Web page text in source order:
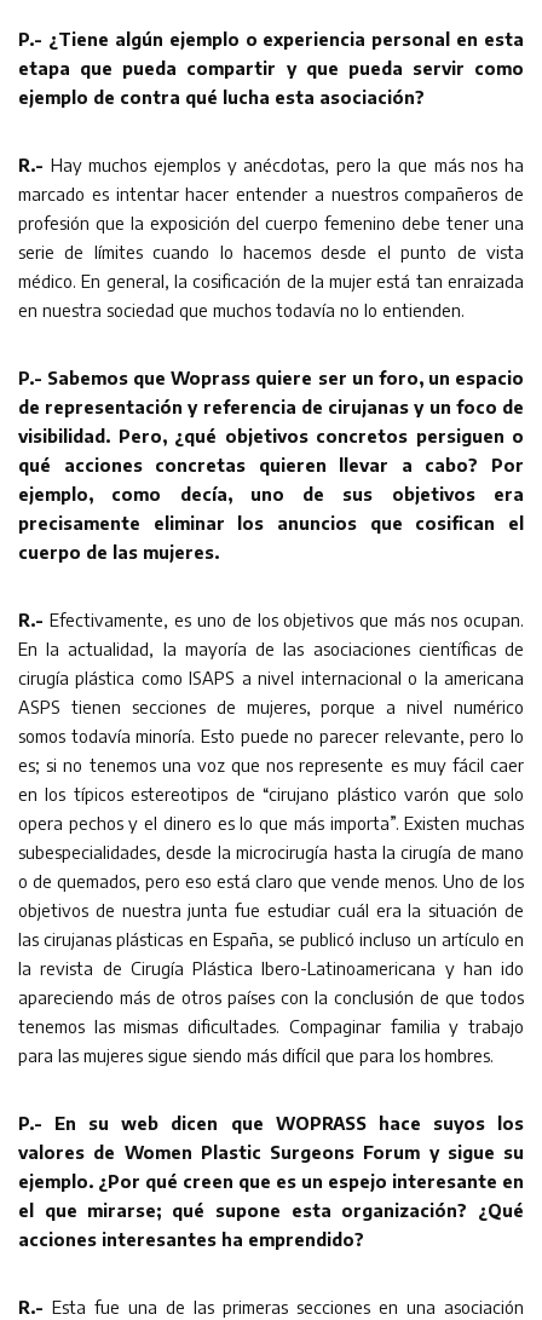
P.- ¿Tiene algún ejemplo o experiencia personal en esta
etapa que pueda compartir y que pueda servir como
ejemplo de contra qué lucha esta asociación?
R.- Hay muchos ejemplos y anécdotas, pero la que más nos ha
marcado es intentar hacer entender a nuestros compañeros de
profesión que la exposición del cuerpo femenino debe tener una
serie de límites cuando lo hacemos desde el punto de vista
médico. En general, la cosificación de la mujer está tan enraizada
en nuestra sociedad que muchos todavía no lo entienden.
P.- Sabemos que Woprass quiere ser un foro, un espacio
de representación y referencia de cirujanas y un foco de
visibilidad. Pero, ¿qué objetivos concretos persiguen o
qué acciones concretas quieren llevar a cabo?
Por
ejemplo, como decía, uno de sus objetivos era
precisamente eliminar los anuncios que cosifican el
cuerpo de las mujeres.
R.- Efectivamente, es uno de los objetivos que más nos ocupan.
En la actualidad, la mayoría de las asociaciones científicas de
cirugía plástica como ISAPS a nivel internacional o la americana
ASPS tienen secciones de mujeres, porque a nivel numérico
somos todavía minoría. Esto puede no parecer relevante, pero lo
es; si no tenemos una voz que nos represente es muy fácil caer
en los típicos estereotipos de “cirujano plástico varón que solo
opera pechos y el dinero es lo que más importa”. Existen muchas
subespecialidades, desde la microcirugía hasta la cirugía de mano
o de quemados, pero eso está claro que vende menos. Uno de los
objetivos de nuestra junta fue estudiar cuál era la situación de
las cirujanas plásticas en España, se publicó incluso un artículo en
la revista de Cirugía Plástica Ibero-Latinoamericana y han ido
apareciendo más de otros países con la conclusión de que todos
tenemos las mismas dificultades. Compaginar familia y trabajo
para las mujeres sigue siendo más difícil que para los hombres.
P.- En su web dicen que WOPRASS hace suyos los
valores de Women Plastic Surgeons Forum y sigue su
ejemplo. ¿Por qué creen que es un espejo interesante en
el que mirarse; qué supone esta organización? ¿Qué
acciones interesantes ha emprendido?
R.- Esta fue una de las primeras secciones en una asociación